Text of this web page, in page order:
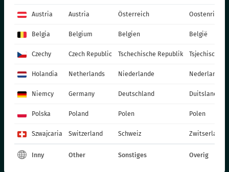
KONTAKT
VITROFLORA Grupa Producentów Spółka z o.o.
Trzęsacz 25 86-022 Dobrcz
e-mail: info@vitroflora.com.pl
Austria Austria Österreich Oostenrijk
Belgia Belgium Belgien België
Czechy Czech Republic Tschechische Republik Tsjechische
Holandia Netherlands Niederlande Nederland
Niemcy Germany Deutschland Duitsland
Polska Poland Polen Polen
Szwajcaria Switzerland Schweiz Zwitserland
Inny Other Sonstiges Overig